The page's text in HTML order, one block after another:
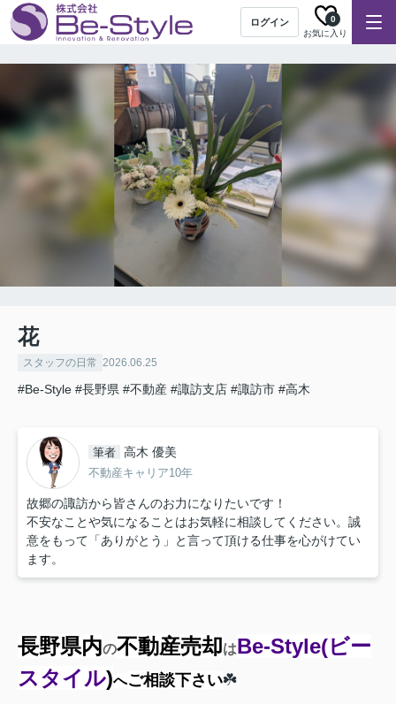
ログイン
お気に入り
0
花
スタッフの日常 2026.06.25
#Be-Style #長野県 #不動産 #諏訪支店 #諏訪市 #高木
筆者 高木 優美
不動産キャリア10年
故郷の諏訪から皆さんのお力になりたいです！
不安なことや気になることはお気軽に相談してください。誠
意をもって「ありがとう」と言って頂ける仕事を心がけてい
ます。
長野県内の不動産売却はBe-Style(ビー
スタイル)へご相談下さい☘️